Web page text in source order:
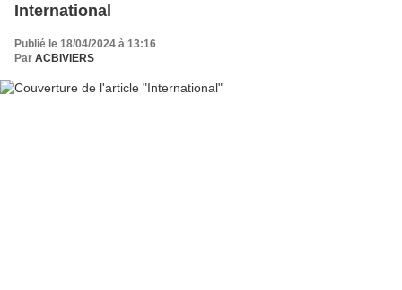
International
Publié le 18/04/2024 à 13:16
Par ACBIVIERS